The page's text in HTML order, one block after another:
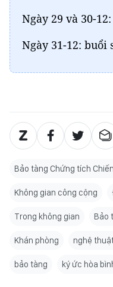
Ngày 29 và 30-
Ngày 31-12: buổi
Bảo tàng Chứng tích
Không gian công cộng
Trong không gian Bảo
Khán phòng nghệ
bảo tàng ký ức hòa